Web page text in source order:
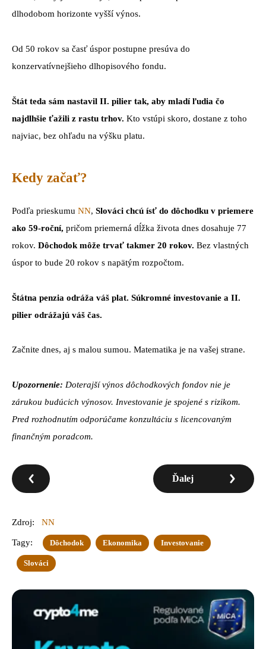
dlhodobom horizonte vyšší výnos.
Od 50 rokov sa časť úspor postupne presúva do
konzervatívnejšieho dlhopisového fondu.
Štát teda sám nastavil II. pilier tak, aby mladí ľudia čo
najdlhšie ťažili z rastu trhov. Kto vstúpi skoro, dostane z toho
najviac, bez ohľadu na výšku platu.
Kedy začať?
Podľa prieskumu NN, Slováci chcú ísť do dôchodku v priemere
ako 59-roční, pričom priemerná dĺžka života dnes dosahuje 77
rokov. Dôchodok môže trvať takmer 20 rokov. Bez vlastných
úspor to bude 20 rokov s napätým rozpočtom.
Štátna penzia odráža váš plat. Súkromné investovanie a II.
pilier odrážajú váš čas.
Začnite dnes, aj s malou sumou. Matematika je na vašej strane.
Upozornenie: Doterajší výnos dôchodkových fondov nie je
zárukou budúcich výnosov. Investovanie je spojené s rizikom.
Pred rozhodnutím odporúčame konzultáciu s licencovaným
finančným poradcom.
Ďalej
Zdroj: NN
Tagy: Dôchodok Ekonomika Investovanie
Slováci